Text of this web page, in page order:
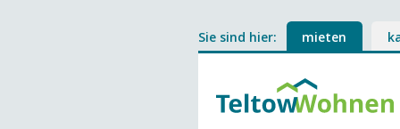
Sie sind hier: mieten